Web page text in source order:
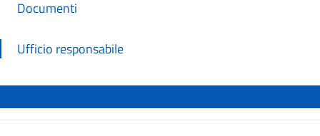
Documenti
Ufficio responsabile